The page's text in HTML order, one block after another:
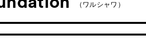
（ワルシャワ）